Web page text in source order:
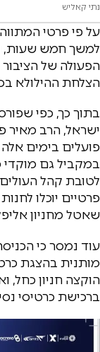
נתי קאליש
על פי פרטי
למשך חמש שעות,
הפעולה של הציבור
הצלחת ההילולא
בתוך כך, כפי
ישראל, הרב מאיר
פועלים בימים
במקביל גם מוקדי
לטובת קהל העולים
פרטיים יוכלו
שאטל מחניון
עוד נמסר כי
מותנית בהצגת
הוקצה חניון כחל,
ברכישת כרטיסי